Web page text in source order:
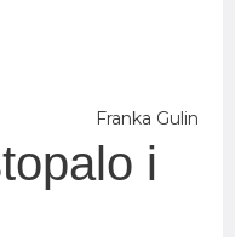
Franka Gulin
i